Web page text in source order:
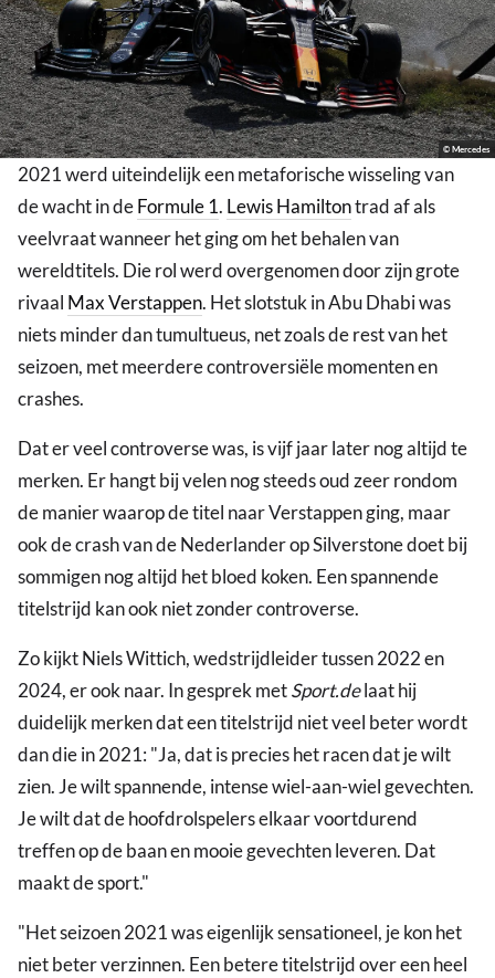
© Mercedes
2021 werd uiteindelijk een metaforische wisseling van
de wacht in deFormule 1. Lewis Hamiltontrad af als
veelvraat wanneer het ging om het behalen van
wereldtitels. Die rol werd overgenomen door zijn grote
rivaal Max Verstappen. Het slotstuk in Abu Dhabi was
niets minder dan tumultueus, net zoals de rest van het
seizoen, met meerdere controversiële momenten en
crashes.
Dat er veel controverse was, is vijf jaar later nog altijd te
merken. Er hangt bij velen nog steeds oud zeer rondom
de manier waarop de titel naar Verstappen ging, maar
ook de crash van de Nederlander op Silverstone doet bij
sommigen nog altijd het bloed koken. Een spannende
titelstrijd kan ook niet zonder controverse.
Zo kijkt Niels Wittich, wedstrijdleider tussen 2022 en
2024, er ook naar. In gesprek metSport.delaat hij
duidelijk merken dat een titelstrijd niet veel beter wordt
dan die in 2021: "Ja, dat is precies het racen dat je wilt
zien. Je wilt spannende, intense wiel-aan-wiel gevechten.
Je wilt dat de hoofdrolspelers elkaar voortdurend
treffen op de baan en mooie gevechten leveren. Dat
maakt de sport."
"Het seizoen 2021 was eigenlijk sensationeel, je kon het
niet beter verzinnen. Een betere titelstrijd over een heel